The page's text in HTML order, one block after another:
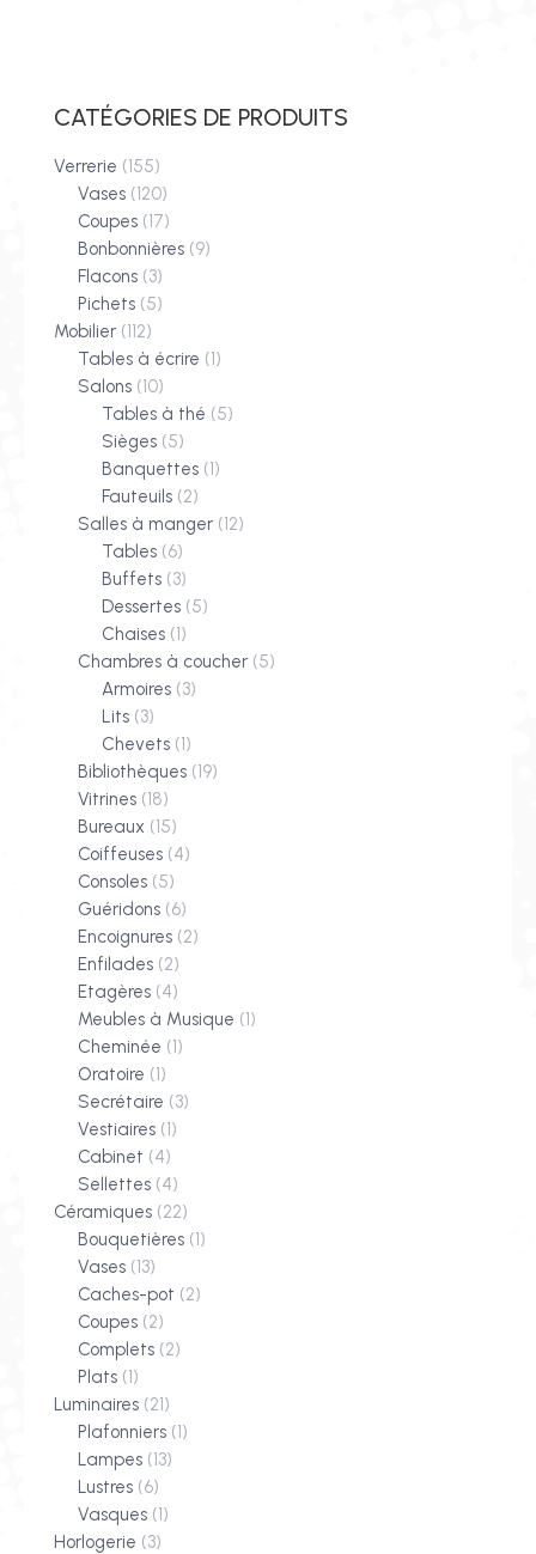
CATÉGORIES DE PRODUITS
Verrerie (155)
Vases (120)
Coupes (17)
Bonbonnières (9)
Flacons (3)
Pichets (5)
Mobilier (112)
Tables à écrire (1)
Salons (10)
Tables à thé (5)
Sièges (5)
Banquettes (1)
Fauteuils (2)
Salles à manger (12)
Tables (6)
Buffets (3)
Dessertes (5)
Chaises (1)
Chambres à coucher (5)
Armoires (3)
Lits (3)
Chevets (1)
Bibliothèques (19)
Vitrines (18)
Bureaux (15)
Coiffeuses (4)
Consoles (5)
Guéridons (6)
Encoignures (2)
Enfilades (2)
Etagères (4)
Meubles à Musique (1)
Cheminée (1)
Oratoire (1)
Secrétaire (3)
Vestiaires (1)
Cabinet (4)
Sellettes (4)
Céramiques (22)
Bouquetières (1)
Vases (13)
Caches-pot (2)
Coupes (2)
Complets (2)
Plats (1)
Luminaires (21)
Plafonniers (1)
Lampes (13)
Lustres (6)
Vasques (1)
Horlogerie (3)